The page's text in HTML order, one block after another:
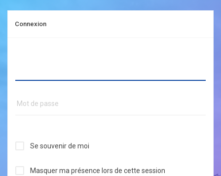
Connexion
Se souvenir de moi
Masquer ma présence lors de cette session